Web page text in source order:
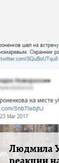
Людмила